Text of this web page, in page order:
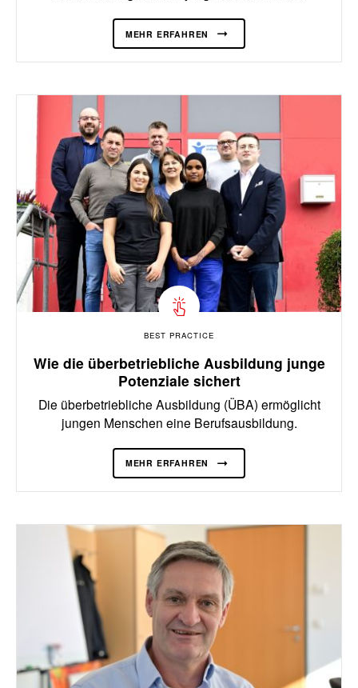
MEHR ERFAHREN
BEST PRACTICE
Wie die überbetriebliche Ausbildung junge
Potenziale sichert
Die überbetriebliche Ausbildung (ÜBA) ermöglicht
jungen Menschen eine Berufsausbildung.
MEHR ERFAHREN